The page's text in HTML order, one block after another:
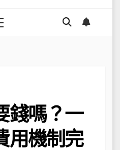
錢嗎？一
用機制完